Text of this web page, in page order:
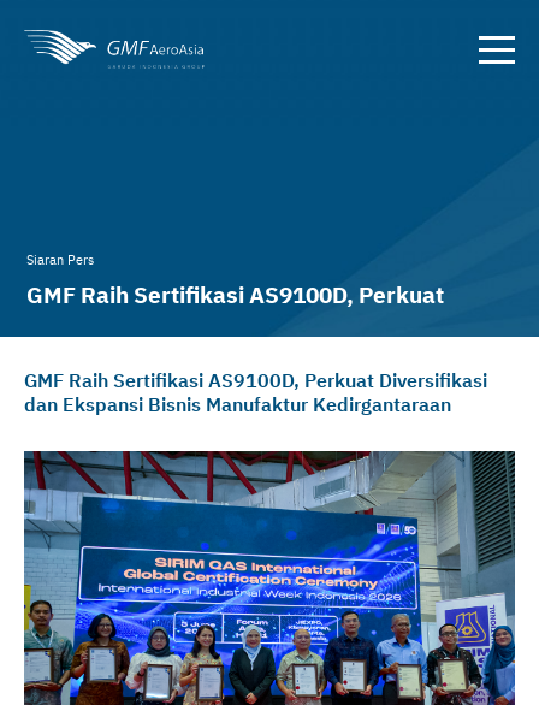
Siaran Pers
GMF Raih Sertifikasi AS9100D, Perkuat
GMF Raih Sertifikasi AS9100D, Perkuat Diversifikasi
dan Ekspansi Bisnis Manufaktur Kedirgantaraan